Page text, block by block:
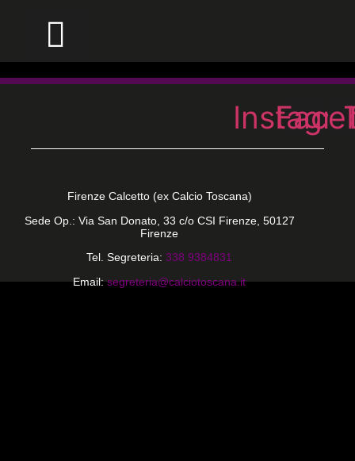
Firenze Calcetto (ex Calcio Toscana)
Sede Op.: Via San Donato, 33 c/o CSI Firenze, 50127
Firenze
Tel. Segreteria: 338 9384831
Email: segreteria@calciotoscana.it